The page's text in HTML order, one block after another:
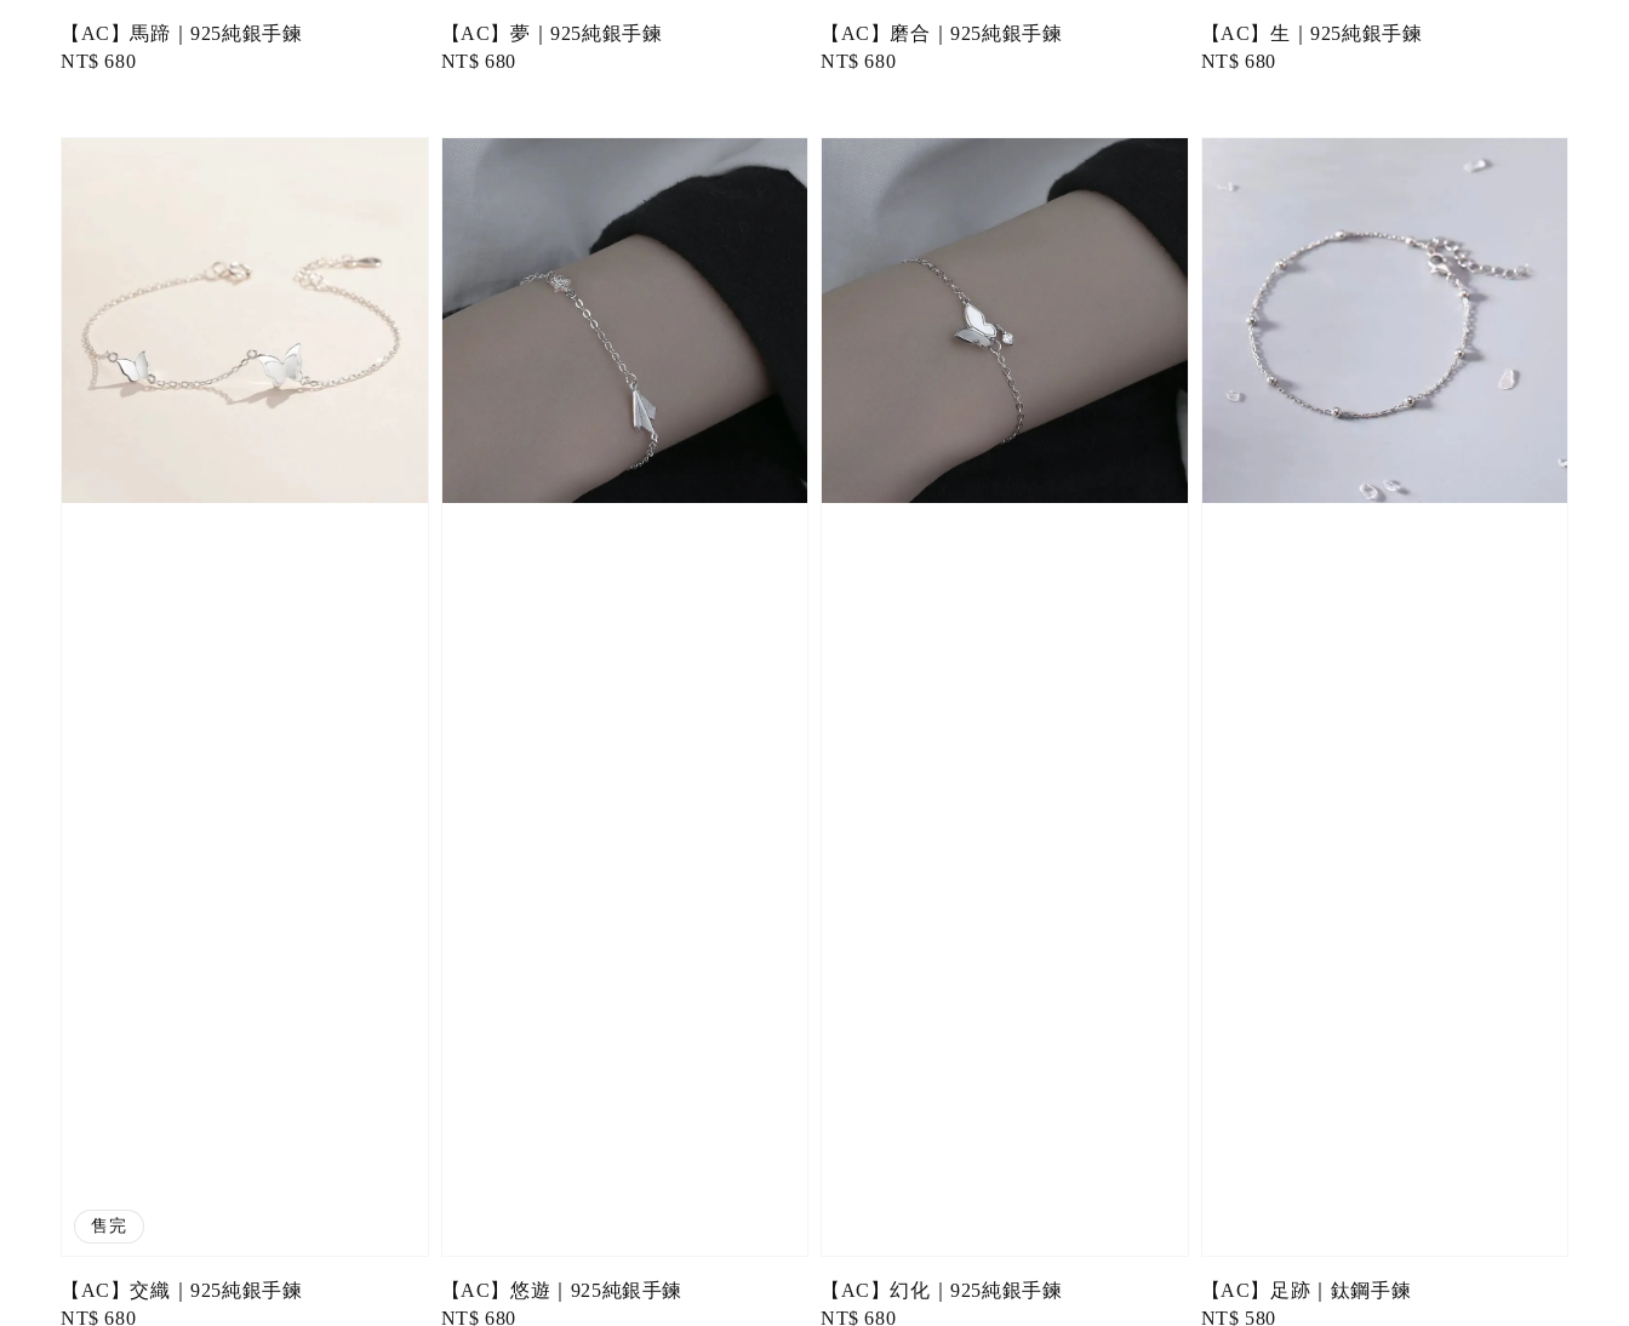
【AC】馬蹄｜925純銀手鍊
Regular
NT$ 680
【AC】夢｜925純銀手鍊
Regular
NT$ 680
【AC】磨合｜925純銀手鍊
Regular
NT$ 680
【AC】生｜925純銀手鍊
Regular
NT$ 680
售完
【AC】交織｜925純銀手鍊
Regular
NT$ 680
【AC】悠遊｜925純銀手鍊
Regular
NT$ 680
【AC】幻化｜925純銀手鍊
Regular
NT$ 680
【AC】足跡｜鈦鋼手鍊
Regular
NT$ 580